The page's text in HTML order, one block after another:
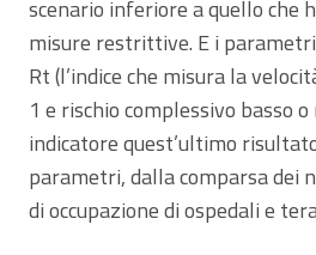
scenario inferiore a quello che
misure restrittive. E i
Rt (l’indice che misura la
1 e rischio complessivo basso
indicatore quest’ultimo
parametri, dalla comparsa dei
di occupazione di ospedali e